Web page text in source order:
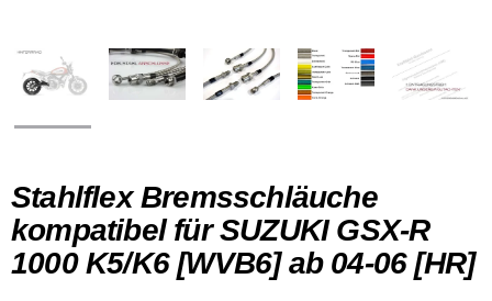
Stahlflex Bremsschläuche
kompatibel für SUZUKI GSX-R
1000 K5/K6 [WVB6] ab 04-06 [HR]